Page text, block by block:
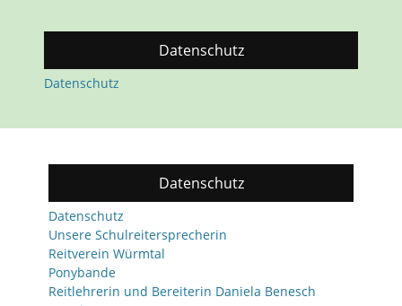
Datenschutz
Datenschutz
Datenschutz
Datenschutz
Unsere Schulreitersprecherin
Reitverein Würmtal
Ponybande
Reitlehrerin und Bereiterin Daniela Benesch